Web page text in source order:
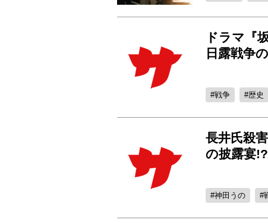
ドラマ『
日露戦争
戦争 歴史
長井氏殺
の披露宴!?
神田うの